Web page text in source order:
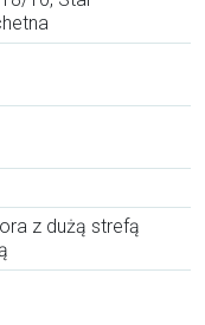
z dużą strefą